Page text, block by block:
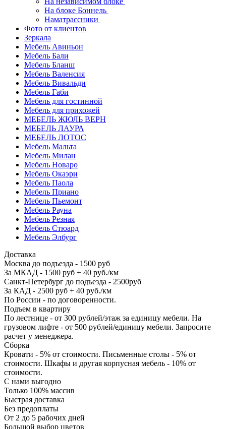
На блоке Боннель
Наматрассники
Фото от клиентов
Зеркала
Мебель Авиньон
Мебель Бали
Мебель Бланш
Мебель Валенсия
Мебель Вивальди
Мебель Габи
Мебель для гостинной
Мебель для прихожей
МЕБЕЛЬ ЖЮЛЬ ВЕРН
МЕБЕЛЬ ЛАУРА
МЕБЕЛЬ ЛОТОС
Мебель Мальта
Мебель Милан
Мебель Новаро
Мебель Окаэри
Мебель Паола
Мебель Приано
Мебель Пьемонт
Мебель Рауна
Мебель Резная
Мебель Стюард
Мебель Элбург
Доставка
Москва до подъезда - 1500 руб
За МКАД - 1500 руб + 40 руб./км
Санкт-Петербург до подъезда - 2500руб
За КАД - 2500 руб + 40 руб./км
По России - по договоренности.
Подъем в квартиру
По лестнице - от 300 рублей/этаж за единицу мебели. На
грузовом лифте - от 500 рублей/единицу мебели. Запросите
расчет у менеджера.
Сборка
Кровати - 5% от стоимости. Письменные столы - 5% от
стоимости. Шкафы и другая корпусная мебель - 10% от
стоимости.
С нами выгодно
Только 100% массив
Быстрая доставка
Без предоплаты
От 2 до 5 рабочих дней
Большой выбор цветов